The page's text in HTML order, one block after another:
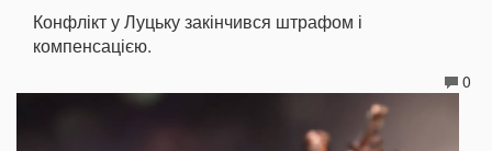
Конфлікт у Луцьку закінчився штрафом і
компенсацією.
0